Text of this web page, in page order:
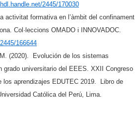
2445/170030
activitat formativa en l’àmbit del confinament
Col·leccions OMADO i INNOVADOC.
166644
(2020). Evolución de los sistemas
universitario del EEES. XXII Congreso
los aprendizajes EDUTEC 2019. Libro de
Católica del Perú, Lima.